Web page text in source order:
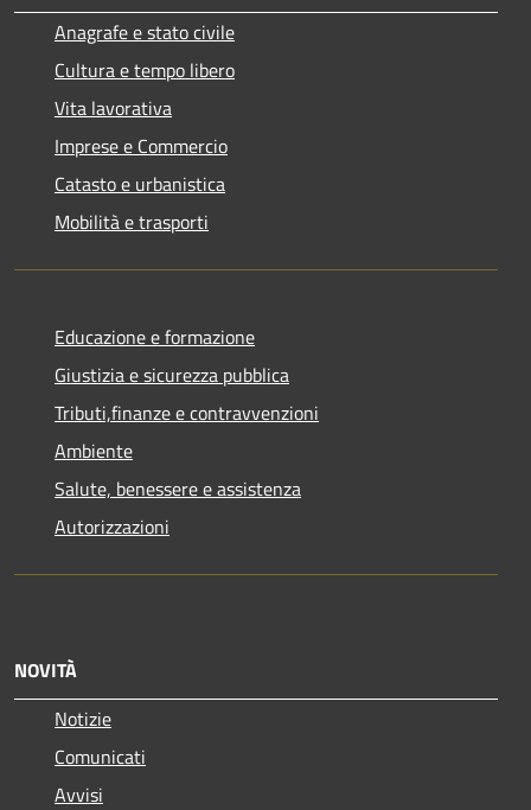
Anagrafe e stato civile
Cultura e tempo libero
Vita lavorativa
Imprese e Commercio
Catasto e urbanistica
Mobilità e trasporti
Educazione e formazione
Giustizia e sicurezza pubblica
Tributi,finanze e contravvenzioni
Ambiente
Salute, benessere e assistenza
Autorizzazioni
NOVITÀ
Notizie
Comunicati
Avvisi